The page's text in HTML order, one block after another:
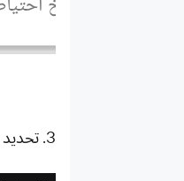
3. تحديد